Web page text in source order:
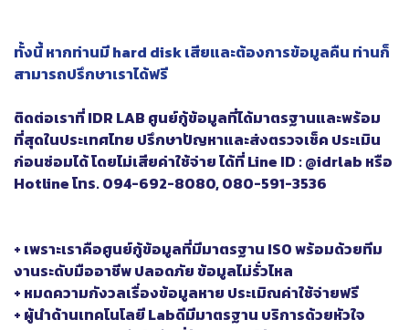
ทั้งนี้ หากท่านมี hard disk เสียและต้องการข้อมูลคืน ท่านก็
สามารถปรึกษาเราได้ฟรี
ติดต่อเราที่ IDR LAB ศูนย์กู้ข้อมูลที่ได้มาตรฐานและพร้อม
ที่สุดในประเทศไทย ปรึกษาปัญหาและส่งตรวจเช็ค ประเมิน
ก่อนซ่อมได้ โดยไม่เสียค่าใช้จ่าย ได้ที่ Line ID : @idrlab หรือ
Hotline โทร. 094-692-8080, 080-591-3536
+ เพราะเราคือศูนย์กู้ข้อมูลที่มีมาตรฐาน ISO พร้อมด้วยทีม
งานระดับมืออาชีพ ปลอดภัย ข้อมูลไม่รั่วไหล
+ หมดความกังวลเรื่องข้อมูลหาย ประเมิณค่าใช้จ่ายฟรี
+ ผู้นำด้านเทคโนโลยี Labดีมีมาตรฐาน บริการด้วยหัวใจ